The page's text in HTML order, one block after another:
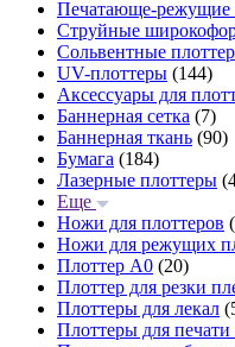
Печатающе-режущие
Струйные
Сольвентные
UV-плоттеры (144)
Аксессуары для
Баннерная сетка (7)
Баннерная ткань (90)
Бумага (184)
Лазерные плоттеры
Еще
Ножи для плоттеров
Ножи для режущих
Плоттер А0 (20)
Плоттер для резки
Плоттеры для лекал
Плоттеры для печати